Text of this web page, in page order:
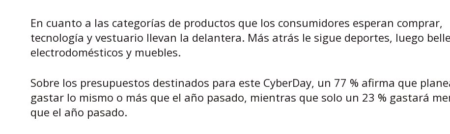
En cuanto a las categorías de productos que los consumidores esperan comprar,
tecnología y vestuario llevan la delantera. Más atrás le sigue deportes, luego
electrodomésticos y muebles.
Sobre los presupuestos destinados para este CyberDay, un 77 % afirma que
gastar lo mismo o más que el año pasado, mientras que solo un 23 % gastará
que el año pasado.